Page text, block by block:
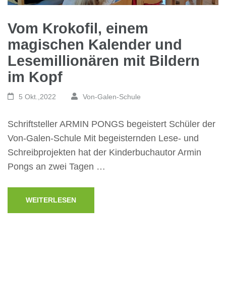
Vom Krokofil, einem
magischen Kalender und
Lesemillionären mit Bildern
im Kopf
5 Okt.,2022 Von-Galen-Schule
Schriftsteller ARMIN PONGS begeistert Schüler der
Von-Galen-Schule Mit begeisternden Lese- und
Schreibprojekten hat der Kinderbuchautor Armin
Pongs an zwei Tagen …
WEITERLESEN